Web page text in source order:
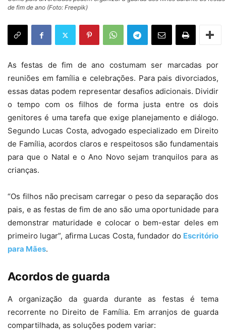
de fim de ano (Foto: Freepik)
As festas de fim de ano costumam ser marcadas por
reuniões em família e celebrações. Para pais divorciados,
essas datas podem representar desafios adicionais. Dividir
o tempo com os filhos de forma justa entre os dois
genitores é uma tarefa que exige planejamento e diálogo.
Segundo Lucas Costa, advogado especializado em Direito
de Família, acordos claros e respeitosos são fundamentais
para que o Natal e o Ano Novo sejam tranquilos para as
crianças.
“Os filhos não precisam carregar o peso da separação dos
pais, e as festas de fim de ano são uma oportunidade para
demonstrar maturidade e colocar o bem-estar deles em
primeiro lugar”, afirma Lucas Costa, fundador do Escritório
para Mães.
Acordos de guarda
A organização da guarda durante as festas é tema
recorrente no Direito de Família. Em arranjos de guarda
compartilhada, as soluções podem variar: